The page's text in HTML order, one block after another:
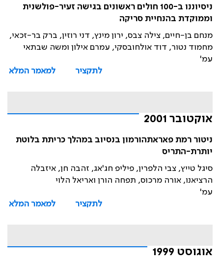
ניסיוננו ב-100 חולים ראשונים בגישה זעיר-פולשנית
וממוקדת בהנחיית סריקה
מנחם בן-חיים, צילה צבס, ירון מינץ, דני רוזין, ברק בר-זכאי,
מחמוד נטור, דוד אולחובסקי, עמרם אילון ומשה שבתאי
עמ'
לתקציר
למאמר המלא
אוקטובר 2001
ניטור רמת פאראתהורמון בנסיוב במהלך כריתת בלוטת
יותרת-התריס
סיגל טייץ, צבי הלפרין, פיליפ חג'אג, זהבה חן, איזבלה
הרציאנו, אורה מרכוס, תפחה הורן ואריאל הלוי
עמ'
לתקציר
למאמר המלא
אוגוסט 1999